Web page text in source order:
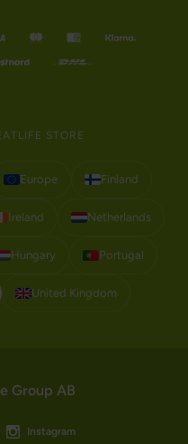
STORE
Europe Finland
Ireland Netherlands
Hungary Portugal
United Kingdom
Group AB
Instagram